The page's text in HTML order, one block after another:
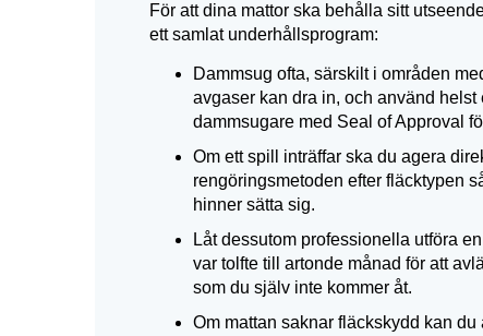
För att dina mattor ska behålla sitt
ett samlat underhållsprogram:
Dammsug ofta, särskilt i områden
avgaser kan dra in, och använd helst
dammsugare med Seal of Approval
Om ett spill inträffar ska du agera
rengöringsmetoden efter fläcktypen
hinner sätta sig.
Låt dessutom professionella utföra
var tolfte till artonde månad för att
som du själv inte kommer åt.
Om mattan saknar fläckskydd kan du